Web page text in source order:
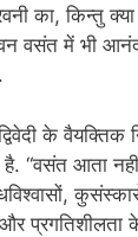
का, किन्तु
वसंत में भी
के
है. “वसंत आता
और